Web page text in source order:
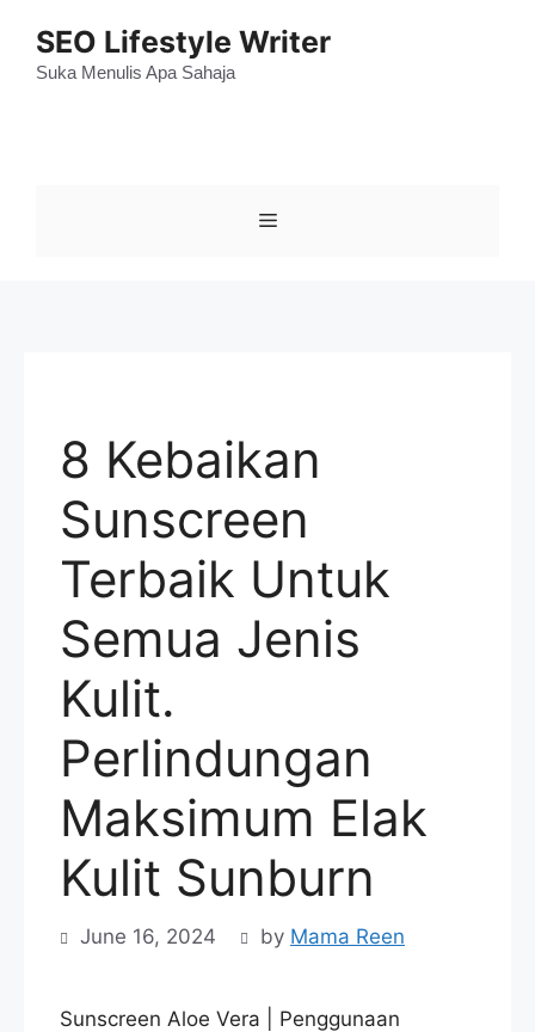
content
SEO Lifestyle Writer
Suka Menulis Apa Sahaja
Menu
8 Kebaikan
Sunscreen
Terbaik Untuk
Semua Jenis
Kulit.
Perlindungan
Maksimum Elak
Kulit Sunburn
June 16, 2024 by Mama Reen
Sunscreen Aloe Vera | Penggunaan